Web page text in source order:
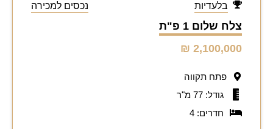
בלעדיות נכסים למכירה
צלח שלום 1 פ"ת
2,100,000 ₪
פתח תקווה
גודל: 77 מ"ר
חדרים: 4